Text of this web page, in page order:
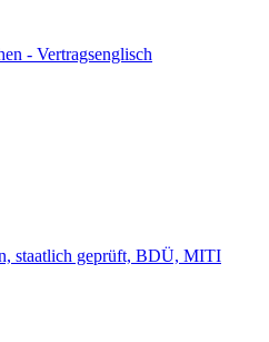
- Vertragsenglisch
staatlich geprüft, BDÜ, MITI